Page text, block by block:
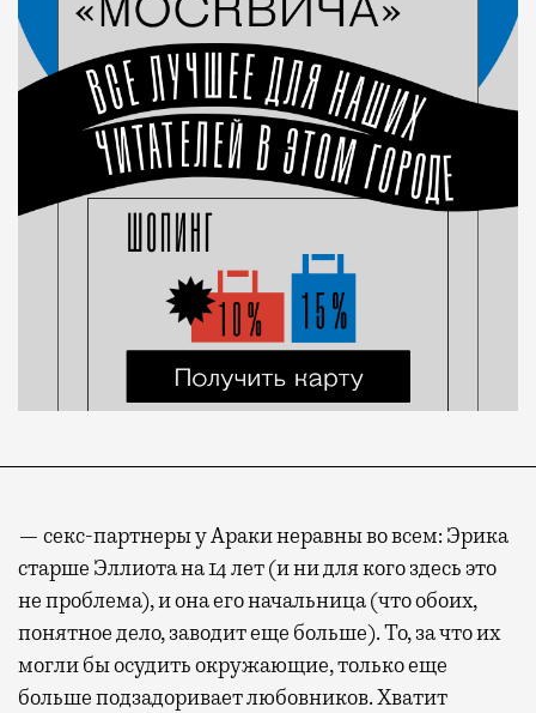
— секс-партнеры у Араки неравны во всем: Эрика
старше Эллиота на 14 лет (и ни для кого здесь это
не проблема), и она его начальница (что обоих,
понятное дело, заводит еще больше). То, за что их
могли бы осудить окружающие, только еще
больше подзадоривает любовников. Хватит